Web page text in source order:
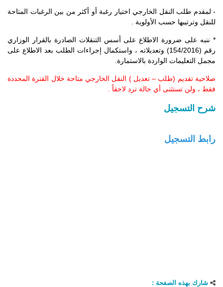
- لمقدم طلب النقل الخارجي اختيار رغبة أو أكثر من بين الرغبات المتاحة
للنقل وترتيبها حسب الأولوية .
* ننبه على ضرورة الاطلاع على أسس التنقلات الصادرة بالقرار الوزاري
رقم (154/2016) وتعديلاته ، واستكمال إجراءات الطلب بعد الاطلاع على
مجمل التعليمات الواردة بالاستمارة.
صلاحية تقديم (طلب – تعديل ) النقل الخارجي متاحة خلال الفترة المحددة
فقط ، ولن تستثنى أي حالة ترد لاحقاً .
شرح التسجيل
رابط التسجيل
شارك بهذه الصفحة :